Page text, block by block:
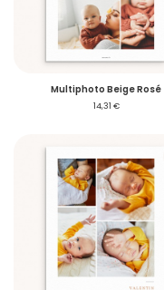
Multiphoto Beige Rosé
14,31 €